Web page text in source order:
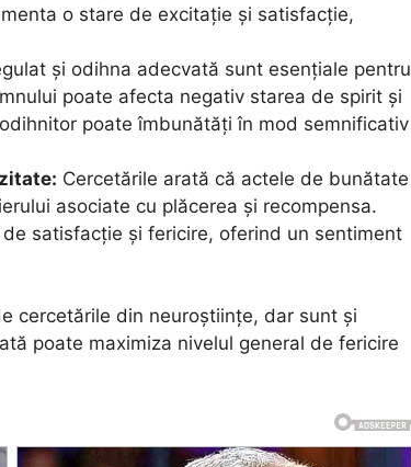
o stare de excitație și satisfacție,
și odihna adecvată sunt esențiale pentru
poate afecta negativ starea de spirit și
poate îmbunătăți în mod semnificativ
Cercetările arată că actele de bunătate
asociate cu plăcerea și recompensa.
satisfacție și fericire, oferind un sentiment
cercetările din neuroștiințe, dar sunt și
poate maximiza nivelul general de fericire